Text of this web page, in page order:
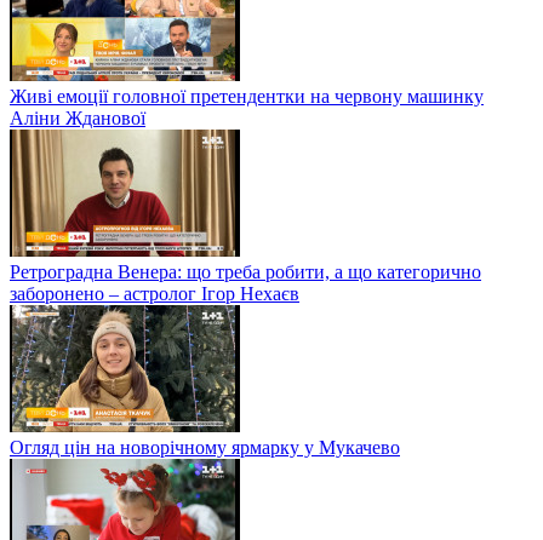
Живі емоції головної претендентки на червону машинку
Аліни Жданової
Ретроградна Венера: що треба робити, а що категорично
заборонено – астролог Ігор Нехаєв
Огляд цін на новорічному ярмарку у Мукачево